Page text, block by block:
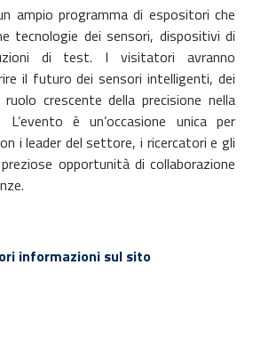
ampio programma di espositori che
tecnologie dei sensori, dispositivi di
di test. I visitatori avranno
il futuro dei sensori intelligenti, dei
crescente della precisione nella
L’evento è un’occasione unica per
i leader del settore, i ricercatori e gli
opportunità di collaborazione
informazioni sul sito